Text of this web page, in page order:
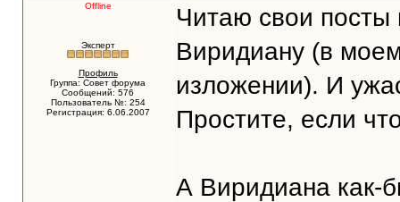
Offline
Эксперт
Профиль
Группа: Совет форума
Сообщений: 576
Пользователь №: 254
Регистрация: 6.06.2007
Читаю свои посты
Виридиану (в
изложении). И
Простите, если
А Виридиана как-